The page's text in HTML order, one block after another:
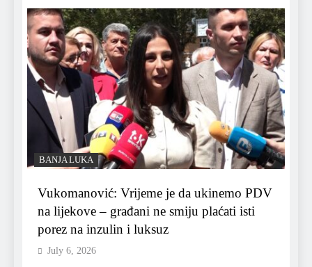
BANJA LUKA
Vukomanović: Vrijeme je da ukinemo PDV
na lijekove – građani ne smiju plaćati isti
porez na inzulin i luksuz
July 6, 2026